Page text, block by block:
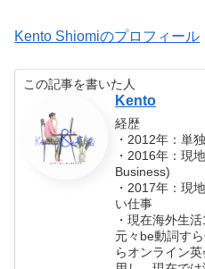
Kento Shiomiのプロフィール
この記事を書いた人
Kento
経歴
・2012年：単
・2016年：現
Business)
・2017年：現
い仕事
・現在海外生
元々be動詞す
らオンライン